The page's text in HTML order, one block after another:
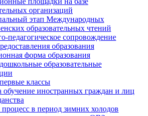
организаций
этап Международных
образовательных чтений
педагогическое сопровождение
образования
форма образования
образовательные
классы
иностранных граждан и лиц
в период зимних холодов